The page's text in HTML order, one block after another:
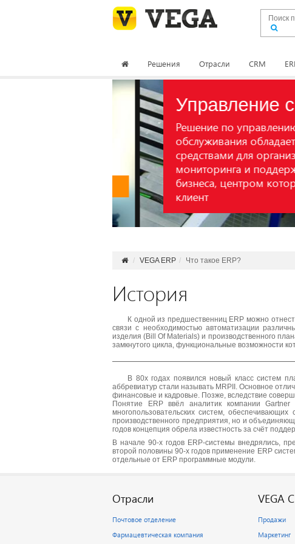
Решения Отрасли CRM
Управление
Решение по управлению
обслуживания обладает
средствами для организации,
мониторинга и поддержки
бизнеса, центром которой
клиент
VEGA ERP Что такое ERP?
История
К одной из предшественниц ERP можно
связи с необходимостью автоматизации
изделия (Bill Of Materials) и производственного
замкнутого цикла, функциональные возможности
В 80х годах появился новый класс систем
аббревиатур стали называть MRPII. Основное
финансовые и кадровые. Позже, вследствие
Понятие ERP ввёл аналитик компании
многопользовательских систем,
производственного предприятия, но и
годов концепция обрела известность за счёт
В начале 90-х годов ERP-системы внедрялись,
второй половины 90-х годов применение ERP
отдельные от ERP программные модули.
Отрасли
Почтовое отделение
Фармацевтическая компания
VEGA
Продажи
Маркетинг